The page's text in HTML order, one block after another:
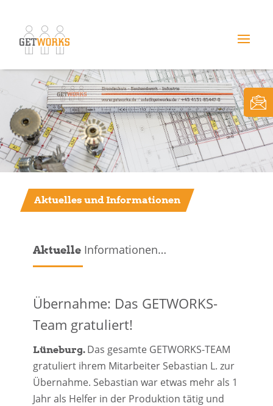
Aktuelles und Informationen
Aktuelle Informationen…
Übernahme: Das GETWORKS-
Team gratuliert!
Lüneburg. Das gesamte GETWORKS-TEAM
gratuliert ihrem Mitarbeiter Sebastian L. zur
Übernahme. Sebastian war etwas mehr als 1
Jahr als Helfer in der Produktion tätig und